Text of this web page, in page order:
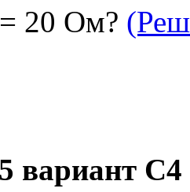
= 20 Ом?
вариант С4